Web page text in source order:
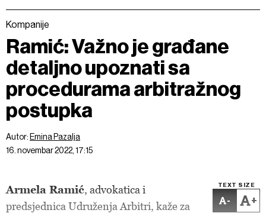
Kompanije
Ramić: Važno je građane
detaljno upoznati sa
procedurama arbitražnog
postupka
Autor: Emina Pazalja
16. novembar 2022, 17:15
TEXT SIZE
- +
Armela Ramić, advokatica i
predsjednica Udruženja Arbitri, kaže za